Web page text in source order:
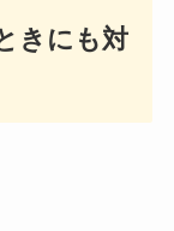
きにも対